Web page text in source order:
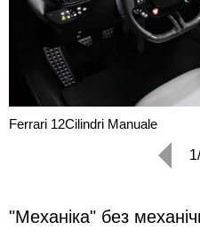
Ferrari 12Cilindri Manuale
"Механіка" без